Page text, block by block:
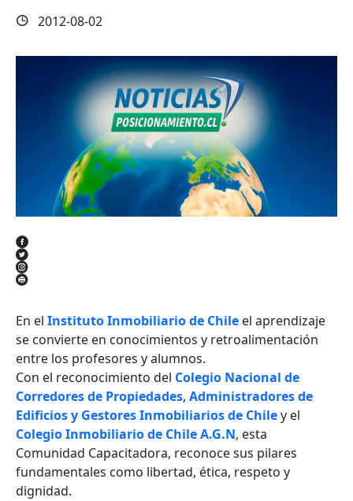
2012-08-02
En el Instituto Inmobiliario de Chile el aprendizaje
se convierte en conocimientos y retroalimentación
entre los profesores y alumnos.
Con el reconocimiento del Colegio Nacional de
Corredores de Propiedades, Administradores de
Edificios y Gestores Inmobiliarios de Chiley el
Colegio Inmobiliario de Chile A.G.N, esta
Comunidad Capacitadora, reconoce sus pilares
fundamentales como libertad, ética, respeto y
dignidad.